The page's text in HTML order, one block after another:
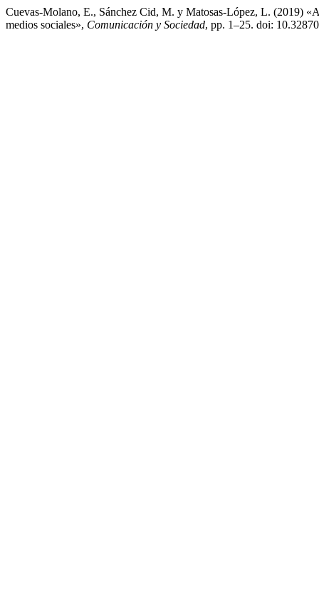
Cuevas-Molano, E., Sánchez Cid, M. y Matosas-López, L. (2019)
medios sociales», Comunicación y Sociedad, pp. 1–25. doi: